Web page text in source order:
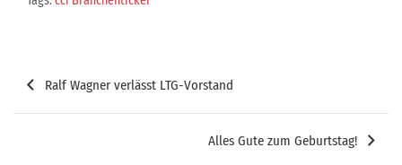
Beitragsnavigation
Ralf Wagner verlässt LTG-Vorstand
Alles Gute zum Geburtstag!